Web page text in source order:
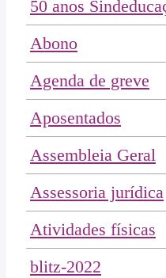
50 anos
Abono
Agenda de greve
Aposentados
Assembleia Geral
Assessoria jurídica
Atividades físicas
blitz-2022